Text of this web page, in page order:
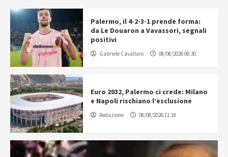
Palermo, il 4-2-3-1 prende forma:
da Le Douaron a Vavassori, segnali
positivi
Gabriele Cavallaro 08/08/2026 06:30
Euro 2032, Palermo ci crede: Milano
e Napoli rischiano l’esclusione
Redazione 08/08/2026 11:18